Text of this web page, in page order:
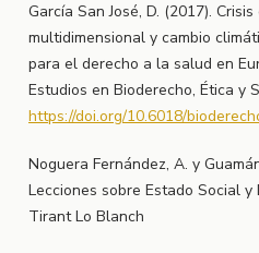
García San José, D. (2017).
multidimensional y cambio
para el derecho a la salud en
Estudios en Bioderecho, Ética y
https://doi.org/10.6018/
Noguera Fernández, A. y
Lecciones sobre Estado Social
Tirant Lo Blanch